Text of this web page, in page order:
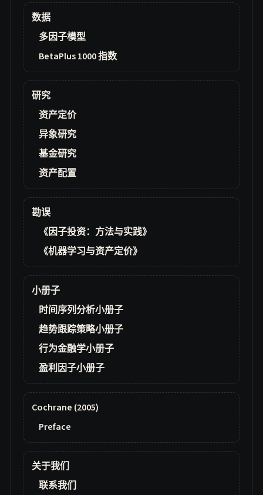
数据
多因子模型
BetaPlus 1000 指数
研究
资产定价
异象研究
基金研究
资产配置
勘误
《因子投资：方法与实践》
《机器学习与资产定价》
小册子
时间序列分析小册子
趋势跟踪策略小册子
行为金融学小册子
盈利因子小册子
Cochrane (2005)
Preface
关于我们
联系我们